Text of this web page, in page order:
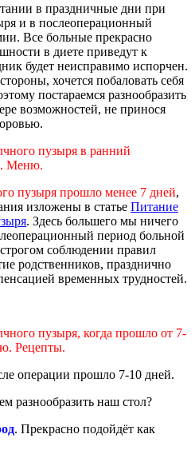
в праздничные дни при
и в послеоперационный
Все больные прекрасно
в диете приведут к
будет неисправимо испорчен.
хочется побаловать себя
постараемся разнообразить
возможностей, не принося
пузыря в ранний
Меню.
пузыря прошло менее 7 дней,
изложены в статье Питание
. Здесь большего мы ничего
период больной
соблюдении правил
родственников, празднично
временных трудностей.
пузыря, когда прошло от 7-
Рецепты.
операции прошло 7-10 дней.
разнообразить наш стол?
. Прекрасно подойдёт как